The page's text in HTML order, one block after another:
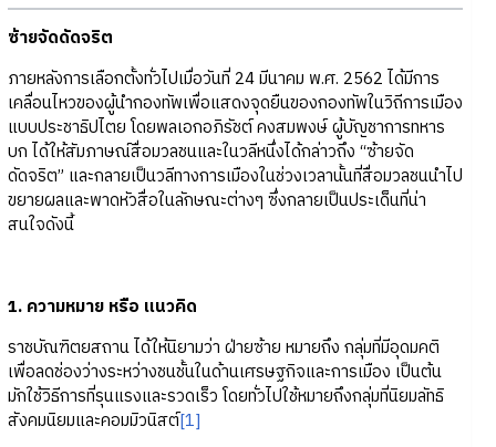
ซ้ายจัดดัดจริต
ภายหลังการเลือกตั้งทั่วไปเมื่อวันที่ 24 มีนาคม พ.ศ. 2562 ได้มีการ
เคลื่อนไหวของผู้นำกองทัพเพื่อแสดงจุดยืนของกองทัพในวิถีการเมือง
แบบประชาธิปไตย โดยพลเอกอภิรัชต์ คงสมพงษ์ ผู้บัญชาการทหาร
บก ได้ให้สัมภาษณ์สื่อมวลชนและในวลีหนึ่งได้กล่าวถึง “ซ้ายจัด
ดัดจริต” และกลายเป็นวลีทางการเมืองในช่วงเวลานั้นที่สื่อมวลชนนำไป
ขยายผลและพาดหัวสื่อในลักษณะต่างๆ ซึ่งกลายเป็นประเด็นที่น่า
สนใจดังนี้
1. ความหมาย หรือ แนวคิด
ราชบัณฑิตยสถาน ได้ให้นิยามว่า ฝ่ายซ้าย หมายถึง กลุ่มที่มีอุดมคติ
เพื่อลดช่องว่างระหว่างชนชั้นในด้านเศรษฐกิจและการเมือง เป็นต้น
มักใช้วิธีการที่รุนแรงและรวดเร็ว โดยทั่วไปใช้หมายถึงกลุ่มที่นิยมลัทธิ
สังคมนิยมและคอมมิวนิสต์[1]